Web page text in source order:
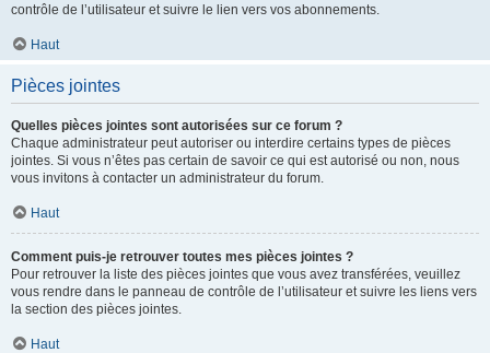
contrôle de l’utilisateur et suivre le lien vers vos abonnements.
Haut
Pièces jointes
Quelles pièces jointes sont autorisées sur ce forum ?
Chaque administrateur peut autoriser ou interdire certains types de pièces
jointes. Si vous n’êtes pas certain de savoir ce qui est autorisé ou non, nous
vous invitons à contacter un administrateur du forum.
Haut
Comment puis-je retrouver toutes mes pièces jointes ?
Pour retrouver la liste des pièces jointes que vous avez transférées, veuillez
vous rendre dans le panneau de contrôle de l’utilisateur et suivre les liens vers
la section des pièces jointes.
Haut